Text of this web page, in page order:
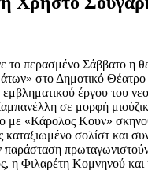
το περασμένο Σάββατο η
στο Δημοτικό Θέατρο
εμβληματικού έργου του
σε μορφή
με «Κάρολος Κουν»
καταξιωμένο σολίστ και
η Φιλαρέτη Κομνηνού και